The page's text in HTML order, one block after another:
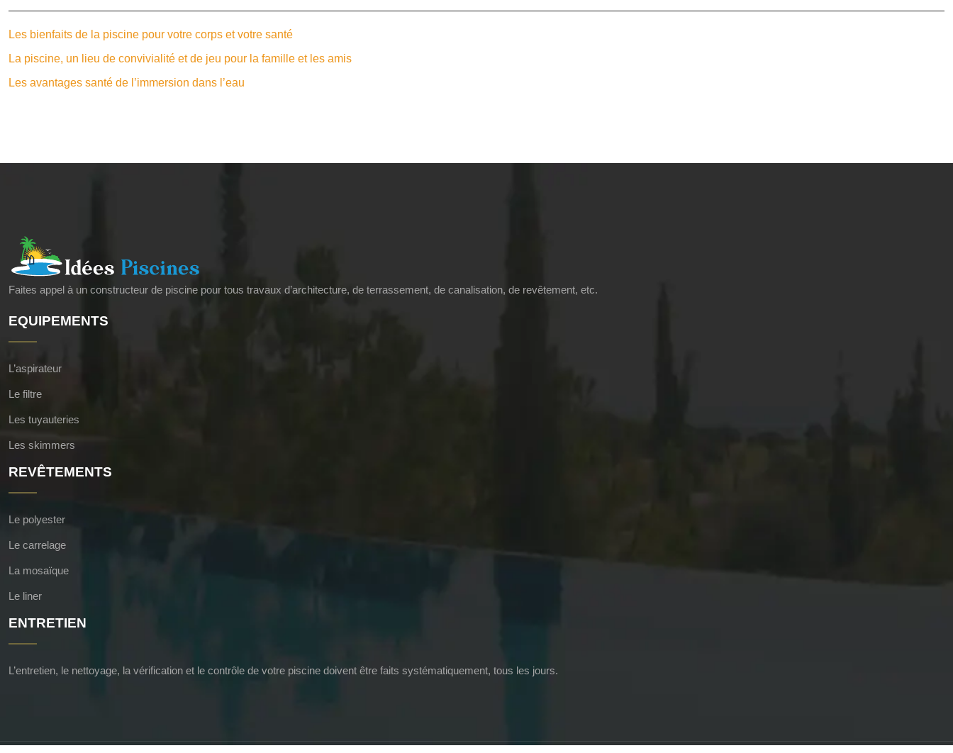
Les bienfaits de la piscine pour votre corps et votre santé
La piscine, un lieu de convivialité et de jeu pour la famille et les amis
Les avantages santé de l’immersion dans l’eau
Faites appel à un constructeur de piscine pour tous travaux d’architecture, de terrassement, de canalisation, de revêtement, etc.
EQUIPEMENTS
L’aspirateur
Le filtre
Les tuyauteries
Les skimmers
REVÊTEMENTS
Le polyester
Le carrelage
La mosaïque
Le liner
ENTRETIEN
L’entretien, le nettoyage, la vérification et le contrôle de votre piscine doivent être faits systématiquement, tous les jours.